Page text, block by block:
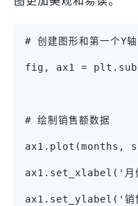
# 创建图形和第一个Y轴
fig, ax1 =
# 绘制销售额数据
ax1.plot(months,
ax1.set_xlabel('月
ax1.set_ylabel('